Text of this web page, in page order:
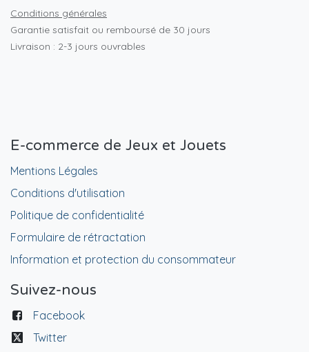
Conditions générales
Garantie satisfait ou remboursé de 30 jours
Livraison : 2-3 jours ouvrables
E-commerce de Jeux et Jouets
Mentions Légales
Conditions d'utilisation
Politique de confidentialité
Formulaire de rétractation
Information et protection du consommateur
Suivez-nous
Facebook
Twitter